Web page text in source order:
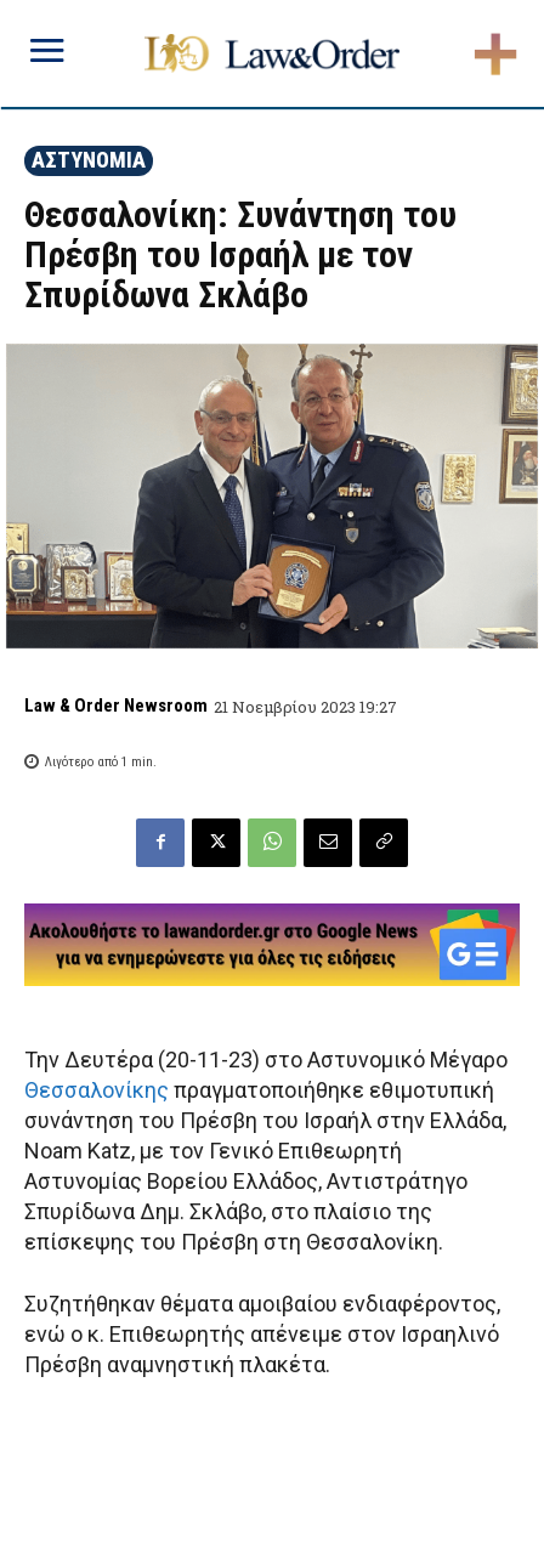
ΑΣΤΥΝΟΜΙΑ
Θεσσαλονίκη: Συνάντηση του
Πρέσβη του Ισραήλ με τον
Σπυρίδωνα Σκλάβο
Law & Order Newsroom 21 Νοεμβρίου 2023 19:27
Λιγότερο από 1 min.
Την Δευτέρα (20-11-23) στο Αστυνομικό Μέγαρο
Θεσσαλονίκης πραγματοποιήθηκε εθιμοτυπική
συνάντηση του Πρέσβη του Ισραήλ στην Ελλάδα,
Noam Katz, με τον Γενικό Επιθεωρητή
Αστυνομίας Βορείου Ελλάδος, Αντιστράτηγο
Σπυρίδωνα Δημ. Σκλάβο, στο πλαίσιο της
επίσκεψης του Πρέσβη στη Θεσσαλονίκη.
Συζητήθηκαν θέματα αμοιβαίου ενδιαφέροντος,
ενώ ο κ. Επιθεωρητής απένειμε στον Ισραηλινό
Πρέσβη αναμνηστική πλακέτα.